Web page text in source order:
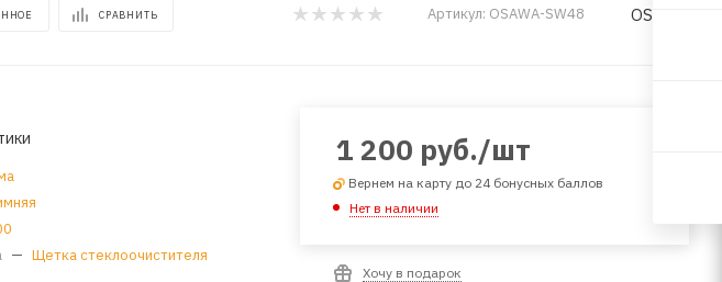
СРАВНИТЬ Артикул: OSAWA-SW48 OSAWA
— Щетка стеклоочистителя
1 200 руб./шт
Вернем на карту до 24 бонусных баллов
Нет в наличии
Хочу в подарок